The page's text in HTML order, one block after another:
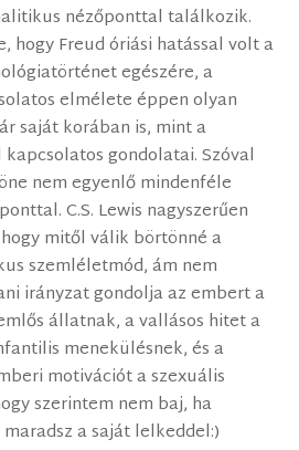
nézőponttal találkozik.
hogy Freud óriási hatással volt a
egészére, a
elmélete éppen olyan
saját korában is, mint a
gondolatai. Szóval
nem egyenlő mindenféle
C.S. Lewis nagyszerűen
mitől válik börtönné a
szemléletmód, ám nem
irányzat gondolja az embert a
állatnak, a vallásos hitet a
menekülésnek, és a
motivációt a szexuális
szerintem nem baj, ha
a saját lelkeddel:)